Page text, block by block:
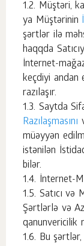
Müştəri,
ya Müştərinin
şərtlər ilə
haqqda
İnternet-
keçdiyi andan
razılaşır.
Saytda
Razılaşmasını
müəyyən
istənilən
bilər.
İnternet-
Satıcı və
Şərtlərlə və
qanunvericilik
Bu